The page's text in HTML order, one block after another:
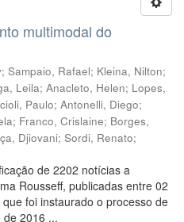
multimodal do
; Sampaio, Rafael; Kleina, Nilton;
Leila; Anacleto, Helen; Lopes,
Paulo; Antonelli, Diego;
; Franco, Crislaine; Borges,
Djiovani; Sordi, Renato;
de 2202 notícias a
Rousseff, publicadas entre 02
foi instaurado o processo de
2016 ...